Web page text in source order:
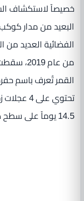
خصيصاً لاستكشاف
البعيد من مدار
القمر تُعرف باسم
تحتوي
14.5 يوماً على سطح كوكب الأرض.